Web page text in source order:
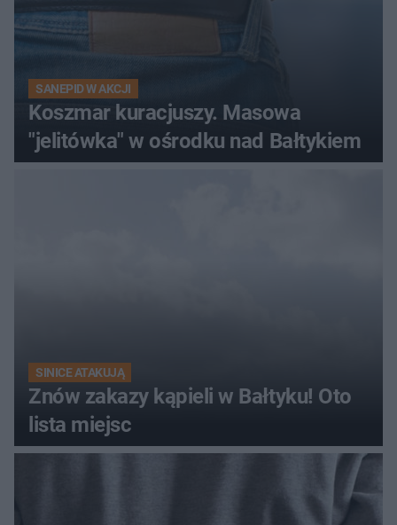
SANEPID W AKCJI
Koszmar kuracjuszy. Masowa
"jelitówka" w ośrodku nad Bałtykiem
SINICE ATAKUJĄ
Znów zakazy kąpieli w Bałtyku! Oto
lista miejsc